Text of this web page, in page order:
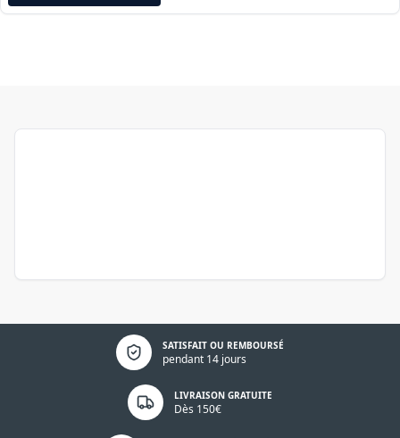
SATISFAIT OU REMBOURSÉ
pendant 14 jours
Politique de confidentialité
LIVRAISON GRATUITE
Dès 150€